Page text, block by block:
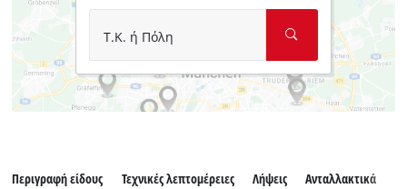
Τ.Κ. ή Πόλη
Περιγραφή είδους Τεχνικές λεπτομέρειες Λήψεις Ανταλλακτικά